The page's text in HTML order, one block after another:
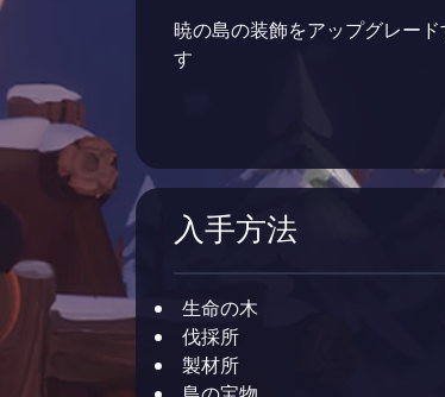
暁の島の装飾をアップグレー
す
入手方法
生命の木
伐採所
製材所